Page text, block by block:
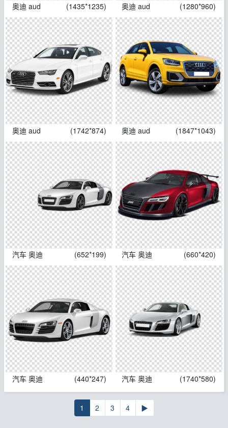
奥迪 aud (1435*1235) 奥迪 aud (1280*960)
奥迪 aud (1742*874) 奥迪 aud (1847*1043)
汽车 奥迪 (652*199) 汽车 奥迪 (660*420)
汽车 奥迪 (440*247) 汽车 奥迪 (1740*580)
1 2 3 4 ▶